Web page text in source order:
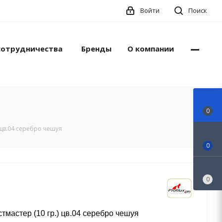
Поиск
Войти
Бренды О компании
серебро чешуя
(10 гр.) цв.04 серебро чешуя
0
0
0